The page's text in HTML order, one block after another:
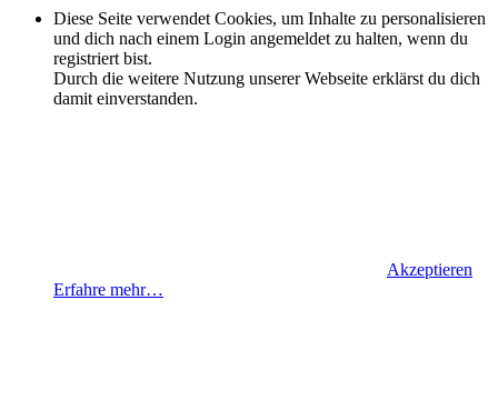
Diese Seite verwendet Cookies, um Inhalte zu personalisieren
und dich nach einem Login angemeldet zu halten, wenn du
registriert bist.
Durch die weitere Nutzung unserer Webseite erklärst du dich
damit einverstanden.
Akzeptieren
Erfahre mehr…